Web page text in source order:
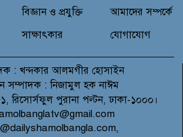
বিজ্ঞান ও প্রযুক্তি
সাক্ষাৎকার
আমাদের সম্পর্কে
যোগাযোগ
: খন্দকার আলমগীর হোসাইন
সম্পাদক : নিজামুল হক নাঈম
রিসোর্সফুল পুরানা পল্টন, ঢাকা-১০০০।